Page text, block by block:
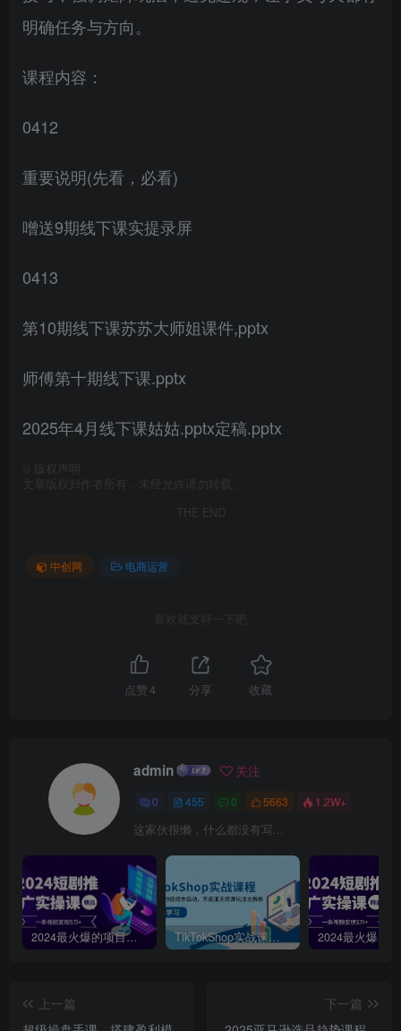
明确任务与方向。
课程内容：
0412
重要说明(先看，必看)
噌送9期线下课实提录屏
0413
第10期线下课苏苏大师姐课件,pptx
师傅第十期线下课.pptx
2025年4月线下课姑姑.pptx定稿.pptx
版权声明
文章版权归作者所有，未经允许请勿转载。
THE END
中创网 电商运营
喜欢就支持一下吧
点赞4 分享 收藏
admin 关注
0 455 0 5663 1.2W+
这家伙很懒，什么都没有写...
2024最火爆的项目短剧推广实操课，一条视频变现5万+【附软件工具】 TikTokShop实战课程，手把手教你低成本启动，东南亚无货源玩法全解析
上一篇
下一篇